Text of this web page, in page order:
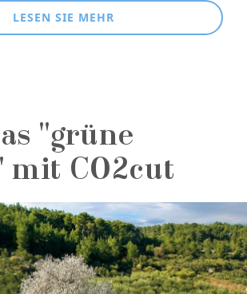
LESEN SIE MEHR
"grüne
mit CO2cut